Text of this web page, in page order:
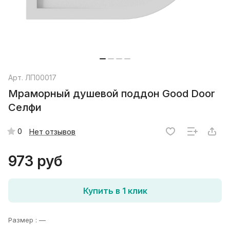
Арт. ЛП00017
Мраморный душевой поддон Good Door
Селфи
0 Нет отзывов
973 руб
Купить в 1 клик
Размер : —